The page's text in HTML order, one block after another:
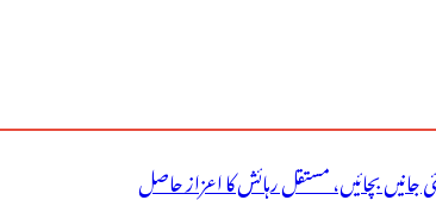
جانیں بچائیں، مستقل رہائش کا اعزاز حاصل